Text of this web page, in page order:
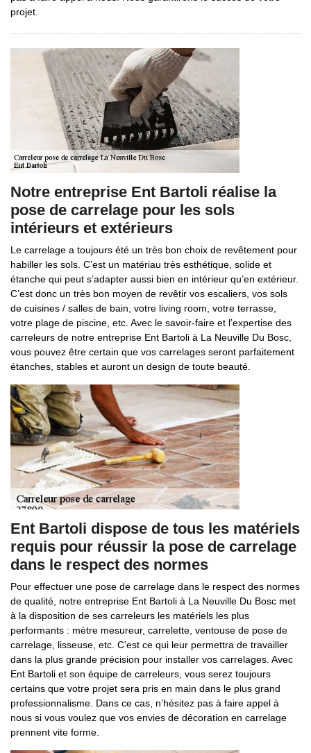
projet.
Notre entreprise Ent Bartoli réalise la
pose de carrelage pour les sols
intérieurs et extérieurs
Le carrelage a toujours été un très bon choix de revêtement pour
habiller les sols. C’est un matériau très esthétique, solide et
étanche qui peut s’adapter aussi bien en intérieur qu’en extérieur.
C’est donc un très bon moyen de revêtir vos escaliers, vos sols
de cuisines / salles de bain, votre living room, votre terrasse,
votre plage de piscine, etc. Avec le savoir-faire et l’expertise des
carreleurs de notre entreprise Ent Bartoli à La Neuville Du Bosc,
vous pouvez être certain que vos carrelages seront parfaitement
étanches, stables et auront un design de toute beauté.
Ent Bartoli dispose de tous les matériels
requis pour réussir la pose de carrelage
dans le respect des normes
Pour effectuer une pose de carrelage dans le respect des normes
de qualité, notre entreprise Ent Bartoli à La Neuville Du Bosc met
à la disposition de ses carreleurs les matériels les plus
performants : mètre mesureur, carrelette, ventouse de pose de
carrelage, lisseuse, etc. C’est ce qui leur permettra de travailler
dans la plus grande précision pour installer vos carrelages. Avec
Ent Bartoli et son équipe de carreleurs, vous serez toujours
certains que votre projet sera pris en main dans le plus grand
professionnalisme. Dans ce cas, n’hésitez pas à faire appel à
nous si vous voulez que vos envies de décoration en carrelage
prennent vite forme.